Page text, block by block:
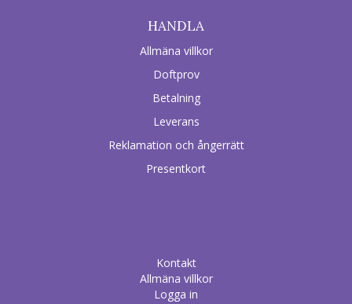
HANDLA
Allmäna villkor
Doftprov
Betalning
Leverans
Reklamation och ångerrätt
Presentkort
Kontakt
Allmäna villkor
Logga in